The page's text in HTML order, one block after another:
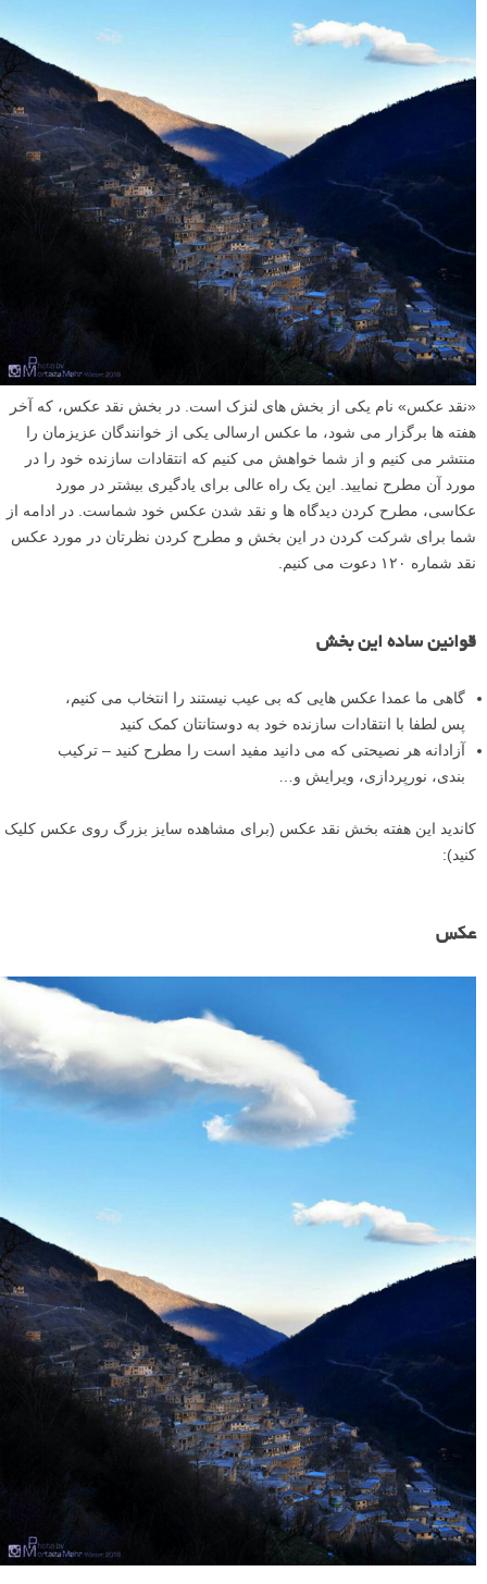
«نقد عکس» نام یکی از بخش های لنزک است. در بخش نقد عکس، که آخر
هفته ها برگزار می شود، ما عکس ارسالی یکی از خوانندگان عزیزمان را
منتشر می کنیم و از شما خواهش می کنیم که انتقادات سازنده خود را در
مورد آن مطرح نمایید. این یک راه عالی برای یادگیری بیشتر در مورد
عکاسی، مطرح کردن دیدگاه ها و نقد شدن عکس خود شماست. در ادامه از
شما برای شرکت کردن در این بخش و مطرح کردن نظرتان در مورد عکس
نقد شماره ۱۲۰ دعوت می کنیم.
قوانین ساده این بخش
گاهی ما عمدا عکس هایی که بی عیب نیستند را انتخاب می کنیم،
پس لطفا با انتقادات سازنده خود به دوستانتان کمک کنید
آزادانه هر نصیحتی که می دانید مفید است را مطرح کنید – ترکیب
بندی، نورپردازی، ویرایش و…
کاندید این هفته بخش نقد عکس (برای مشاهده سایز بزرگ روی عکس کلیک
کنید):
عکس